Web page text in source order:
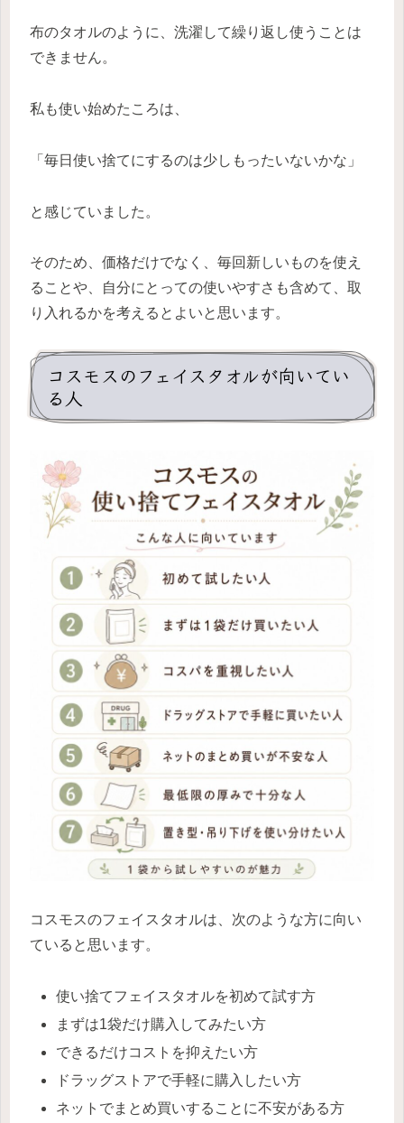
布のタオルのように、洗濯して繰り返し使うことは
できません。
私も使い始めたころは、
「毎日使い捨てにするのは少しもったいないかな」
と感じていました。
そのため、価格だけでなく、毎回新しいものを使え
ることや、自分にとっての使いやすさも含めて、取
り入れるかを考えるとよいと思います。
コスモスのフェイスタオルが向いてい
る人
コスモスのフェイスタオルは、次のような方に向い
ていると思います。
使い捨てフェイスタオルを初めて試す方
まずは1袋だけ購入してみたい方
できるだけコストを抑えたい方
ドラッグストアで手軽に購入したい方
ネットでまとめ買いすることに不安がある方